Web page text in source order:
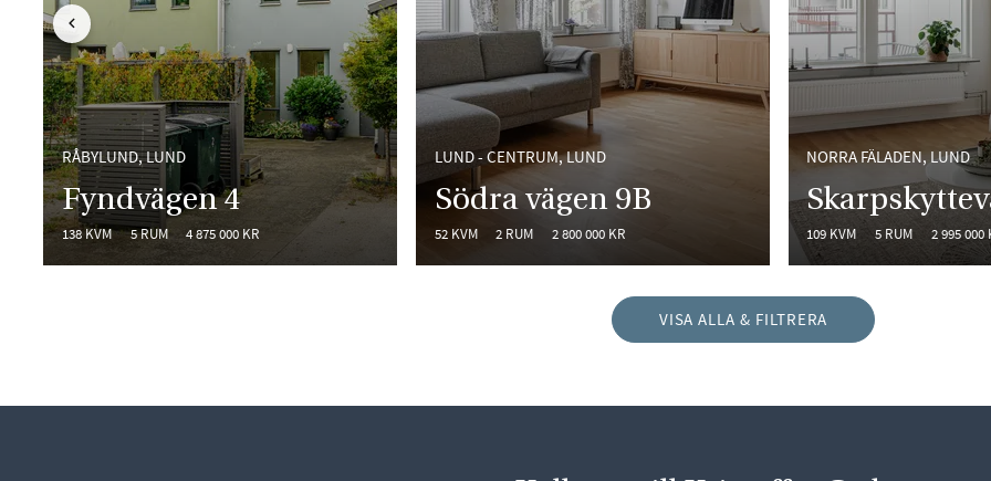
RÅBYLUND, LUND
Fyndvägen 4
138 KVM 5 RUM 4 875 000 KR
LUND - CENTRUM, LUND
Södra vägen 9B
52 KVM 2 RUM 2 800 000 KR
NORRA FÄLADEN, LUND
109 KVM 5 RUM 2 995 000
BAKÅT I LISTAN
VISA ALLA & FILTRERA